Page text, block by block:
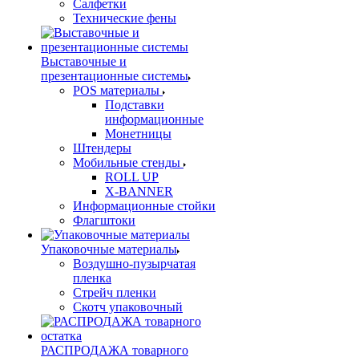
Салфетки
Технические фены
Выставочные и
презентационные системы
POS материалы
Подставки
информационные
Монетницы
Штендеры
Мобильные стенды
ROLL UP
X-BANNER
Информационные стойки
Флагштоки
Упаковочные материалы
Воздушно-пузырчатая
пленка
Стрейч пленки
Скотч упаковочный
РАСПРОДАЖА товарного